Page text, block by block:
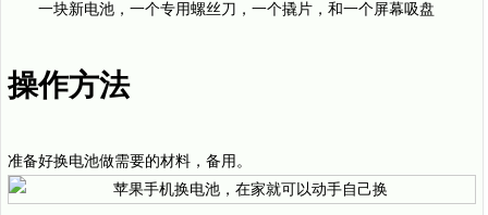
一块新电池，一个专用螺丝刀，一个撬片，和一个屏幕吸盘
操作方法
准备好换电池做需要的材料，备用。